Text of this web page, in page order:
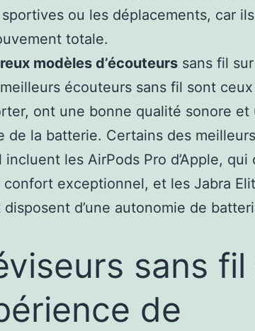
ou les déplacements, car
totale.
modèles d’écouteurs sans fil
écouteurs sans fil sont
ont une bonne qualité sonore et
de la batterie. Certains des meilleurs
les AirPods Pro d’Apple, qui
exceptionnel, et les Jabra
d’une autonomie de
sans fil
de